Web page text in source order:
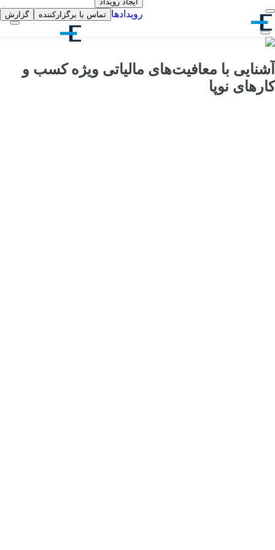
رویدادها تماس با برگزارکننده گزارش
آشنایی با معافیت‌های مالیاتی ویژه کسب و
کارهای نوپا